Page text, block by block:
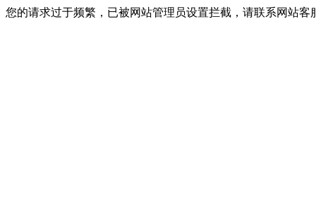
您的请求过于频繁，已被网站管理员设置拦截，请联系网站客